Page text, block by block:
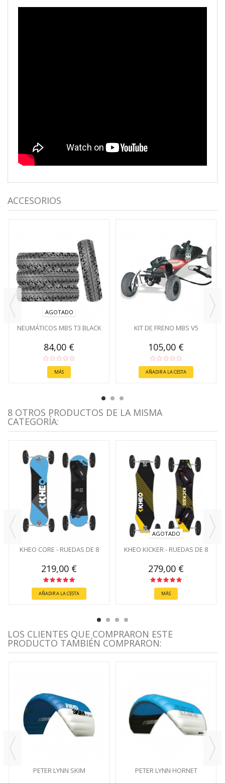
ACCESORIOS
AGOTADO
NEUMÁTICOS MBS T3 BLACK
84,00 €
MÁS
KIT DE FRENO MBS V5
105,00 €
AÑADIR A LA CESTA
8 OTROS PRODUCTOS DE LA MISMA
CATEGORÍA:
KHEO CORE - RUEDAS DE 8
219,00 €
AÑADIR A LA CESTA
AGOTADO
KHEO KICKER - RUEDAS DE 8
279,00 €
MÁS
LOS CLIENTES QUE COMPRARON ESTE
PRODUCTO TAMBIÉN COMPRARON:
PETER LYNN SKIM PETER LYNN HORNET